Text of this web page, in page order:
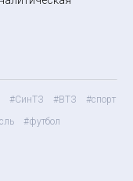
#СинТЗ #ВТЗ
#спорт
#футбол